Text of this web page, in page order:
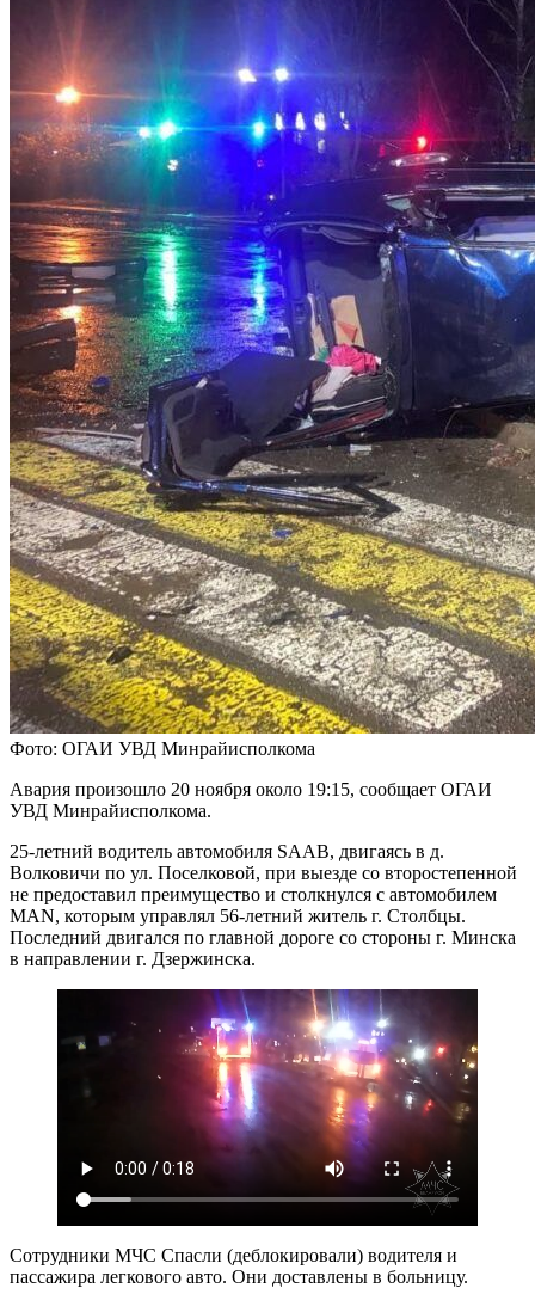
Фото: ОГАИ УВД Минрайисполкома
Авария произошло 20 ноября около 19:15, сообщает ОГАИ
УВД Минрайисполкома.
25-летний водитель автомобиля SAAB, двигаясь в д.
Волковичи по ул. Поселковой, при выезде со второстепенной
не предоставил преимущество и столкнулся с автомобилем
MAN, которым управлял 56-летний житель г. Столбцы.
Последний двигался по главной дороге со стороны г. Минска
в направлении г. Дзержинска.
Сотрудники МЧС Спасли (деблокировали) водителя и
пассажира легкового авто. Они доставлены в больницу.